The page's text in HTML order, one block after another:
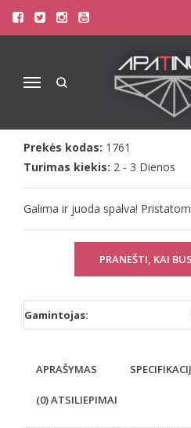
Navigacija
Pagrindinis Apatinis Trikotažas
Doreanse Vyr. ilgi šortai su tinkleliu
DOREANSE VYR.
TINKLELIU
Prekės kodas: 1761
Turimas kiekis: 2 - 3 Dienos
Galima ir juoda spalva!
PRANEŠTI, KAI
Gamintojas:
APRAŠYMAS
(0) ATSILIEPIMAI